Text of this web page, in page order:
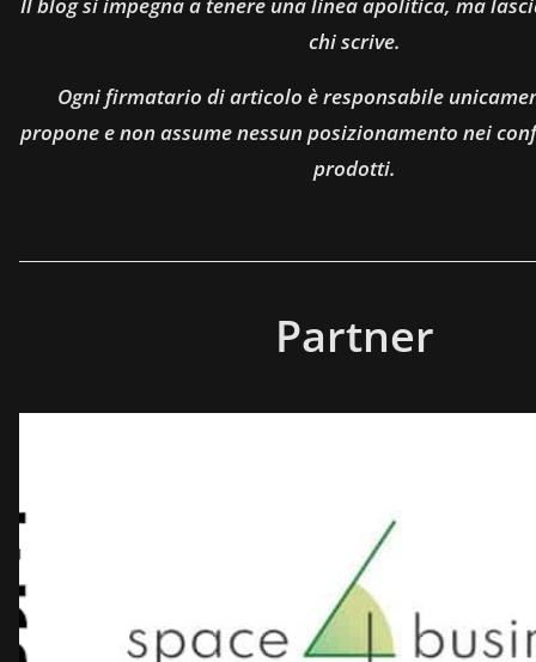
chi scrive.
Ogni firmatario di articolo è responsabile
propone e non assume nessun posizionamento nei
prodotti.
Partner